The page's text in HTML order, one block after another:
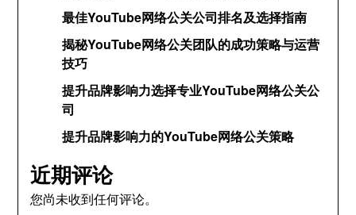
最佳YouTube网络公关公司排名及选择指南
揭秘YouTube网络公关团队的成功策略与运营
技巧
提升品牌影响力选择专业YouTube网络公关公
司
提升品牌影响力的YouTube网络公关策略
近期评论
您尚未收到任何评论。